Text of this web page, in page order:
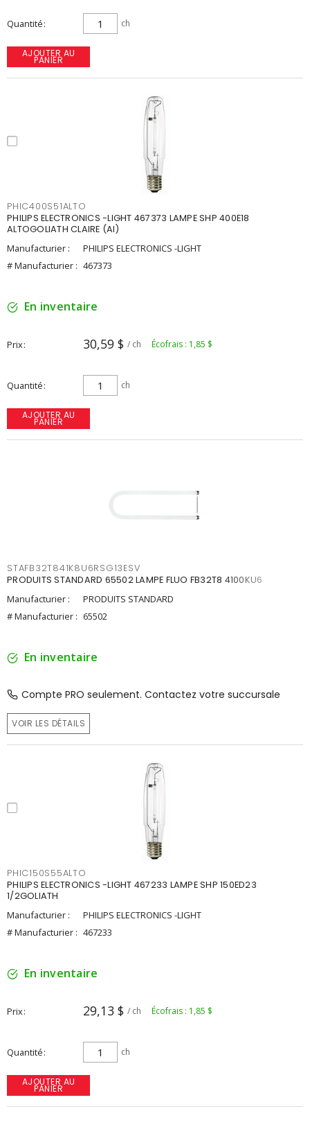
Quantité ch
AJOUTER AU
PANIER
PHIC400S51ALTO
PHILIPS ELECTRONICS -LIGHT 467373 LAMPE SHP 400E18
ALTOGOLIATH CLAIRE (AI)
Manufacturier :
PHILIPS ELECTRONICS -LIGHT
# Manufacturier : 467373
En inventaire
Prix 30,59 $ / ch Écofrais : 1,85 $
Quantité ch
AJOUTER AU
PANIER
STAFB32T841K8U6RSG13ESV
PRODUITS STANDARD 65502 LAMPE FLUO FB32T8 4100KU6
Manufacturier :
PRODUITS STANDARD
# Manufacturier : 65502
En inventaire
Compte PRO seulement. Contactez votre succursale
VOIR LES DÉTAILS
PHIC150S55ALTO
PHILIPS ELECTRONICS -LIGHT 467233 LAMPE SHP 150ED23
1/2GOLIATH
Manufacturier :
PHILIPS ELECTRONICS -LIGHT
# Manufacturier : 467233
En inventaire
Prix 29,13 $ / ch Écofrais : 1,85 $
Quantité ch
AJOUTER AU
PANIER